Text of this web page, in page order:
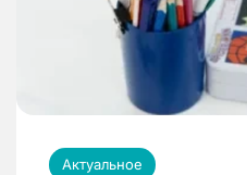
Актуальное